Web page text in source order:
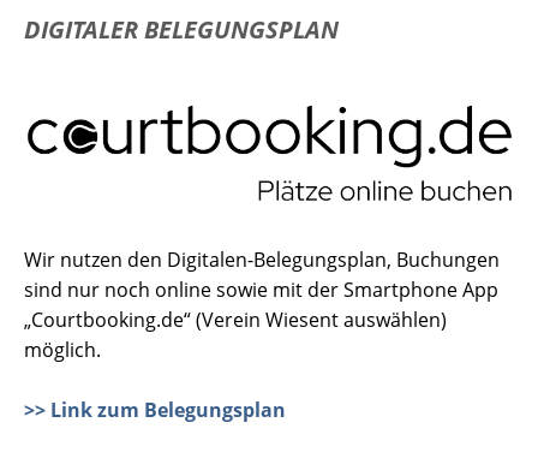
DIGITALER BELEGUNGSPLAN
Wir nutzen den Digitalen-Belegungsplan, Buchungen
sind nur noch online sowie mit der Smartphone App
„Courtbooking.de“ (Verein Wiesent auswählen)
möglich.
>> Link zum Belegungsplan